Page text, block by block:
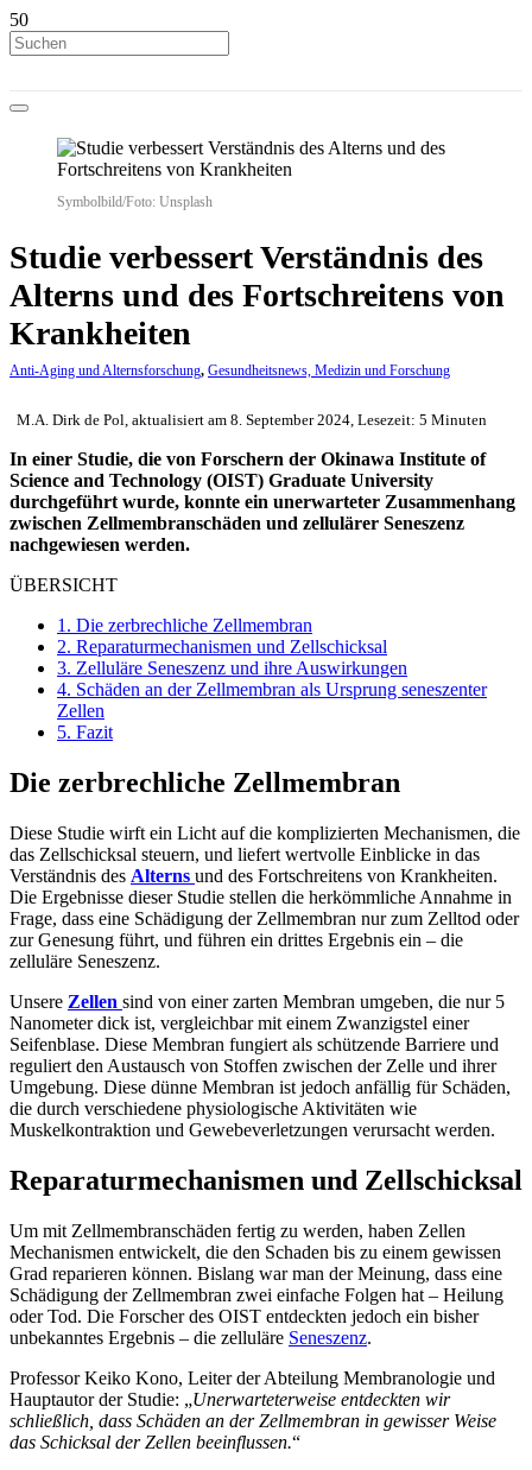
Symbolbild/Foto: Unsplash
Studie verbessert Verständnis des
Alterns und des Fortschreitens von
Krankheiten
Anti-Aging und Alternsforschung, Gesundheitsnews, Medizin und Forschung
M.A. Dirk de Pol, aktualisiert am 8. September 2024, Lesezeit: 5 Minuten
In einer Studie, die von Forschern der Okinawa Institute of
Science and Technology (OIST) Graduate University
durchgeführt wurde, konnte ein unerwarteter Zusammenhang
zwischen Zellmembranschäden und zellulärer Seneszenz
nachgewiesen werden.
ÜBERSICHT
1. Die zerbrechliche Zellmembran
2. Reparaturmechanismen und Zellschicksal
3. Zelluläre Seneszenz und ihre Auswirkungen
4. Schäden an der Zellmembran als Ursprung seneszenter
Zellen
5. Fazit
Die zerbrechliche Zellmembran
Diese Studie wirft ein Licht auf die komplizierten Mechanismen, die
das Zellschicksal steuern, und liefert wertvolle Einblicke in das
Verständnis des Alterns und des Fortschreitens von Krankheiten.
Die Ergebnisse dieser Studie stellen die herkömmliche Annahme in
Frage, dass eine Schädigung der Zellmembran nur zum Zelltod oder
zur Genesung führt, und führen ein drittes Ergebnis ein – die
zelluläre Seneszenz.
Unsere Zellen sind von einer zarten Membran umgeben, die nur 5
Nanometer dick ist, vergleichbar mit einem Zwanzigstel einer
Seifenblase. Diese Membran fungiert als schützende Barriere und
reguliert den Austausch von Stoffen zwischen der Zelle und ihrer
Umgebung. Diese dünne Membran ist jedoch anfällig für Schäden,
die durch verschiedene physiologische Aktivitäten wie
Muskelkontraktion und Gewebeverletzungen verursacht werden.
Reparaturmechanismen und Zellschicksal
Um mit Zellmembranschäden fertig zu werden, haben Zellen
Mechanismen entwickelt, die den Schaden bis zu einem gewissen
Grad reparieren können. Bislang war man der Meinung, dass eine
Schädigung der Zellmembran zwei einfache Folgen hat – Heilung
oder Tod. Die Forscher des OIST entdeckten jedoch ein bisher
unbekanntes Ergebnis – die zelluläre Seneszenz.
Professor Keiko Kono, Leiter der Abteilung Membranologie und
Hauptautor der Studie: „Unerwarteterweise entdeckten wir
schließlich, dass Schäden an der Zellmembran in gewisser Weise
das Schicksal der Zellen beeinflussen.“